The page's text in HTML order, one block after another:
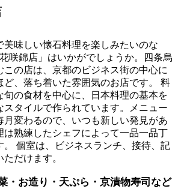
美味しい懐石料理を楽しみたいのな
咲錦店」はいかがでしょうか。四条烏
この店は、京都のビジネス街の中心に
ど、落ち着いた雰囲気のお店です。 料
旬の食材を中心に、日本料理の基本を
スタイルで作られています。メニュー
月変わるので、いつも新しい発見があ
は熟練したシェフによって一品一品丁
。 個室は、ビジネスランチ、接待、記
だけます。
・お造り・天ぷら・京漬物寿司など